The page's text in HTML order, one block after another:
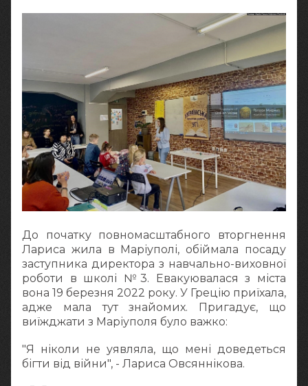
До початку повномасштабного вторгнення
Лариса жила в Маріуполі, обіймала посаду
заступника директора з навчально-виховної
роботи в школі №3. Евакуювалася з міста
вона 19 березня 2022 року. У Грецію приїхала,
адже мала тут знайомих. Пригадує, що
виїжджати з Маріуполя було важко:
"Я ніколи не уявляла, що мені доведеться
бігти від війни", - Лариса Овсяннікова.